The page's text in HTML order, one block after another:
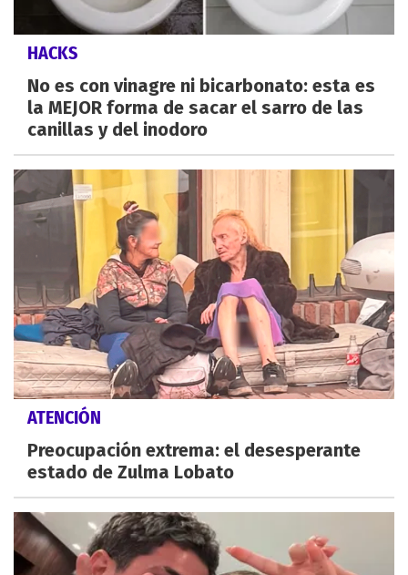
HACKS
No es con vinagre ni bicarbonato: esta es
la MEJOR forma de sacar el sarro de las
canillas y del inodoro
ATENCIÓN
Preocupación extrema: el desesperante
estado de Zulma Lobato